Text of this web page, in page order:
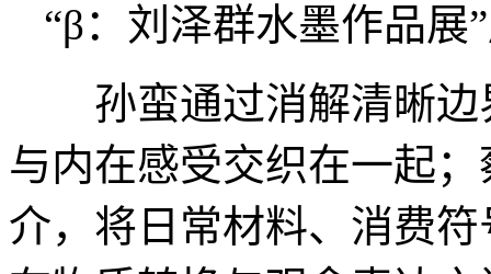
“β：刘泽群水墨作品
孙蛮通过消解清晰边
与内在感受交织在一起
介，将日常材料、消费